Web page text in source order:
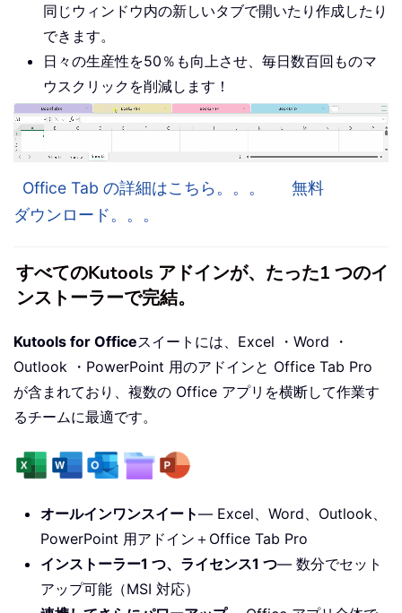
同じウィンドウ内の新しいタブで開いたり作成したり
できます。
日々の生産性を50％も向上させ、毎日数百回ものマ
ウスクリックを削減します！
Office Tab の詳細はこちら。。。
無料
ダウンロード。。。
すべてのKutools アドインが、たった1 つのイ
ンストーラーで完結。
Kutools for Officeスイートには、Excel ・Word ・
Outlook ・PowerPoint 用のアドインと Office Tab Pro
が含まれており、複数の Office アプリを横断して作業す
るチームに最適です。
オールインワンスイート— Excel、Word、Outlook、
PowerPoint 用アドイン＋Office Tab Pro
インストーラー1 つ、ライセンス1 つ— 数分でセット
アップ可能（MSI 対応）